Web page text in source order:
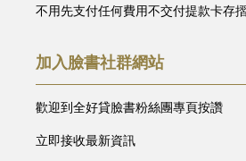
不用先支付任何費用不交付提款卡存
加入臉書社群網站
歡迎到全好貸臉書粉絲團專頁按讚
立即接收最新資訊